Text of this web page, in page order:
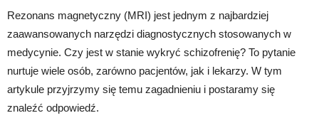
Rezonans magnetyczny (MRI) jest jednym z najbardziej
zaawansowanych narzędzi diagnostycznych stosowanych w
medycynie. Czy jest w stanie wykryć schizofrenię? To pytanie
nurtuje wiele osób, zarówno pacjentów, jak i lekarzy. W tym
artykule przyjrzymy się temu zagadnieniu i postaramy się
znaleźć odpowiedź.